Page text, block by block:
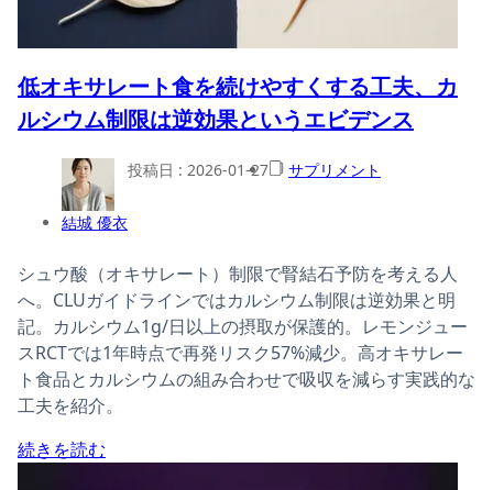
低オキサレート食を続けやすくする工夫、カ
ルシウム制限は逆効果というエビデンス
結城 優衣
投稿日 : 2026-01-27 サプリメント
シュウ酸（オキサレート）制限で腎結石予防を考える人
へ。CLUガイドラインではカルシウム制限は逆効果と明
記。カルシウム1g/日以上の摂取が保護的。レモンジュー
スRCTでは1年時点で再発リスク57%減少。高オキサレー
ト食品とカルシウムの組み合わせで吸収を減らす実践的な
工夫を紹介。
続きを読む